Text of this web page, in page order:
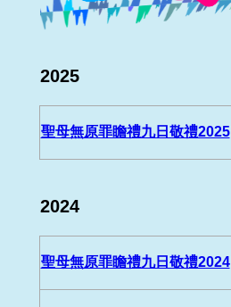
2025
聖母無原罪瞻禮九日敬禮2025
2024
聖母無原罪瞻禮九日敬禮2024